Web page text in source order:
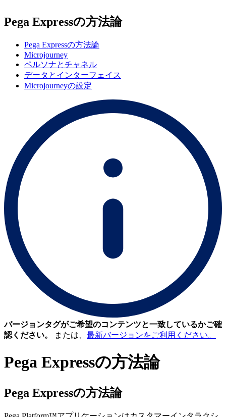
Pega Expressの方法論
Pega Expressの方法論
Microjourney
ペルソナとチャネル
データとインターフェイス
Microjourneyの設定
バージョンタグがご希望のコンテンツと一致しているかご確
認ください。
または、 最新バージョンをご利用ください。
Pega Expressの方法論
Pega Expressの方法論